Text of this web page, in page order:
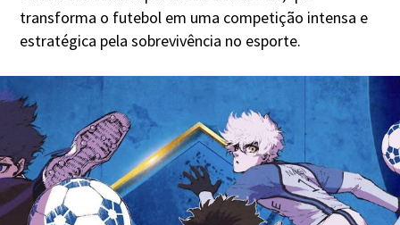
transforma o futebol em uma competição intensa e
estratégica pela sobrevivência no esporte.